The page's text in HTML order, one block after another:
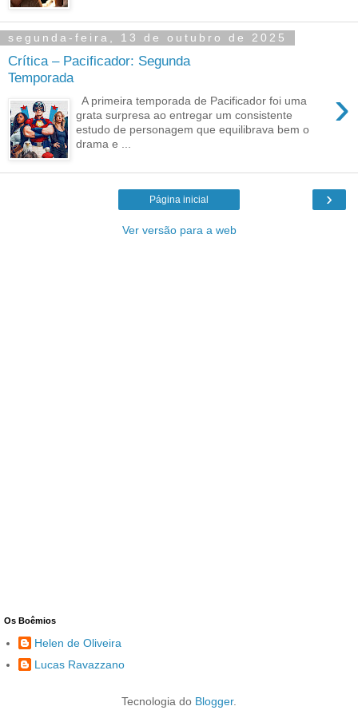
segunda-feira, 13 de outubro de 2025
Crítica – Pacificador: Segunda
Temporada
›
A primeira temporada de Pacificador foi uma
grata surpresa ao entregar um consistente
estudo de personagem que equilibrava bem o
drama e ...
›
Página inicial
Ver versão para a web
Os Boêmios
Helen de Oliveira
Lucas Ravazzano
Tecnologia do Blogger.